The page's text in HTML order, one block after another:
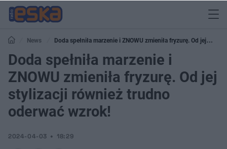
News
Doda spełniła marzenie i ZNOWU zmieniła fryzurę. Od jej
stylizacji również trudno oderwać wzrok!
Doda spełniła marzenie i
ZNOWU zmieniła fryzurę. Od jej
stylizacji również trudno
oderwać wzrok!
2024-04-03 18:29